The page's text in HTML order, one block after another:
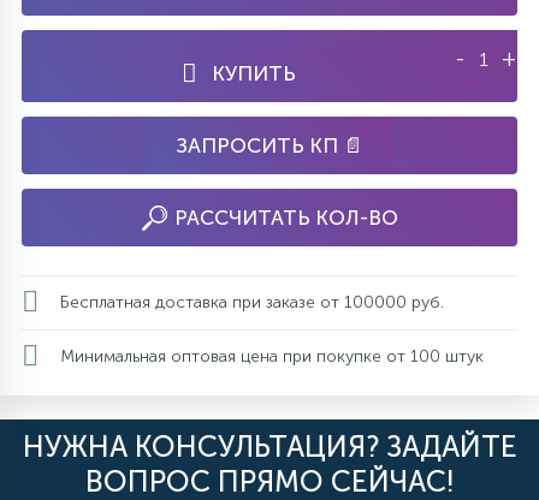
КУПИТЬ
- +
ЗАПРОСИТЬ КП 📄
РАССЧИТАТЬ КОЛ-ВО
Бесплатная доставка при заказе от 100000 руб.
Минимальная оптовая цена при покупке от 100 штук
НУЖНА КОНСУЛЬТАЦИЯ? ЗАДАЙТЕ
ВОПРОС ПРЯМО СЕЙЧАС!